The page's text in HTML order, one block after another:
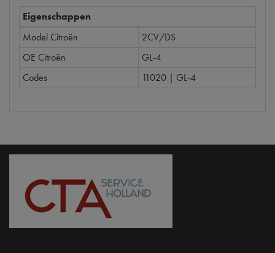
Eigenschappen
Model Citroën
2CV/DS
OE Citroën
GL-4
Codes
11020 | GL-4